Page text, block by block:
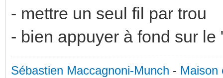
- mettre un seul fil par trou
- bien appuyer à fond sur le
Sébastien Maccagnoni-Munch - Maison